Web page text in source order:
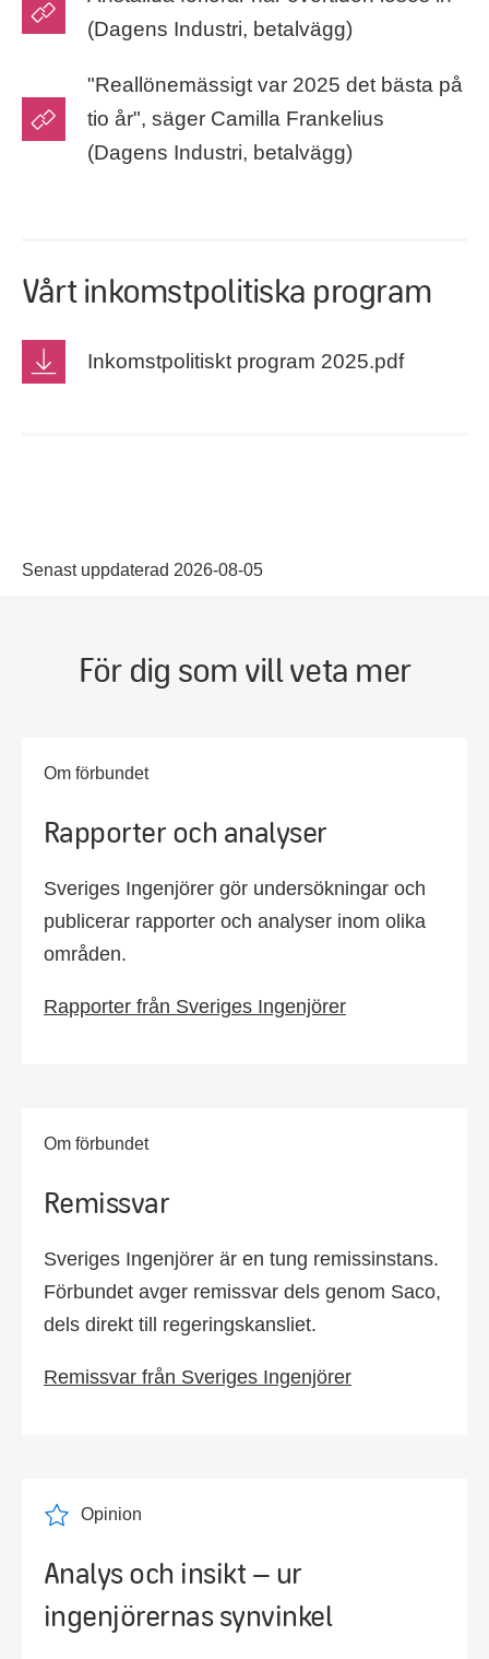
(Dagens Industri, betalvägg)
"Reallönemässigt var 2025 det bästa på
tio år", säger Camilla Frankelius
(Dagens Industri, betalvägg)
Vårt inkomstpolitiska program
Inkomstpolitiskt program 2025.pdf
Senast uppdaterad 2026-08-05
För dig som vill veta mer
Om förbundet
Rapporter och analyser
Sveriges Ingenjörer gör undersökningar och
publicerar rapporter och analyser inom olika
områden.
Rapporter från Sveriges Ingenjörer
Om förbundet
Remissvar
Sveriges Ingenjörer är en tung remissinstans.
Förbundet avger remissvar dels genom Saco,
dels direkt till regeringskansliet.
Remissvar från Sveriges Ingenjörer
Opinion
Analys och insikt – ur
ingenjörernas synvinkel